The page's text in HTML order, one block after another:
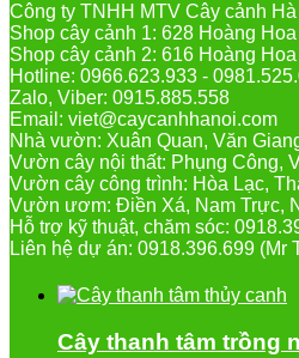
Công ty TNHH MTV Cây cảnh
Shop cây cảnh 1: 628 Hoàng
Shop cây cảnh 2: 616 Hoàng
Hotline: 0966.623.933 -
Zalo, Viber: 0915.885.558
Email: viet@caycanhhanoi.com
Nhà vườn: Xuân Quan, Văn
Vườn cây nội thất: Phụng Công,
Vườn cây công trình: Hòa Lạc,
Vườn ươm: Điền Xá, Nam Trực,
Hỗ trợ kỹ thuật, chăm sóc:
Liên hệ dự án: 0918.396.699 (Mr
Cây thanh tâm trồng